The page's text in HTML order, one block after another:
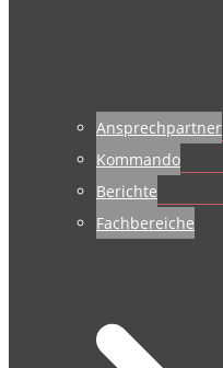
Ansprechpartner
Kommando
Berichte
Fachbereiche